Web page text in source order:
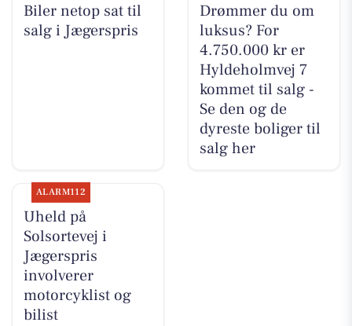
Biler netop sat til
salg i Jægerspris
Drømmer du om
luksus? For
4.750.000 kr er
Hyldeholmvej 7
kommet til salg -
Se den og de
dyreste boliger til
salg her
ALARM112
Uheld på
Solsortevej i
Jægerspris
involverer
motorcyklist og
bilist